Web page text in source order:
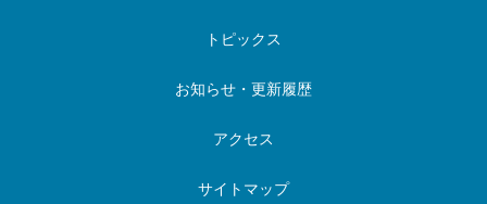
トピックス
お知らせ・更新履歴
アクセス
サイトマップ